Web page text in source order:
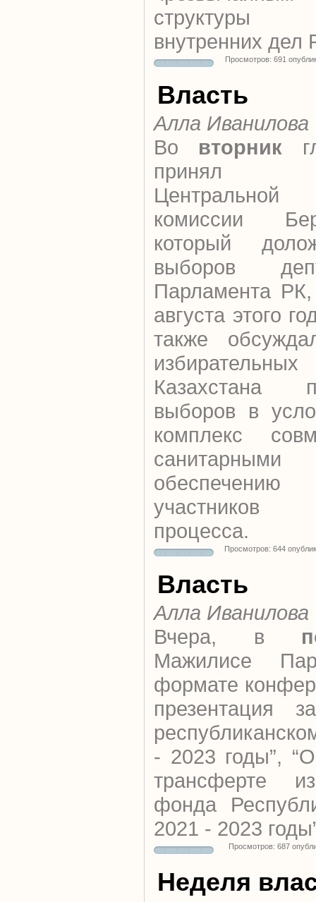
структуры
внутренних дел
Просмотров: 691
Власть
Алла Иванилова
Во вторник
принял
Центральной
комиссии
который
выборов
Парламента
августа этого
также
Казахстана
выборов в
комплекс
участников
процесса.
Просмотров: 644
Власть
Алла Иванилова
Вчера, в
Мажилисе
формате
презентация
- 2023 годы”,
трансферте
фонда
2021 - 2023
Просмотров: 687
Неделя